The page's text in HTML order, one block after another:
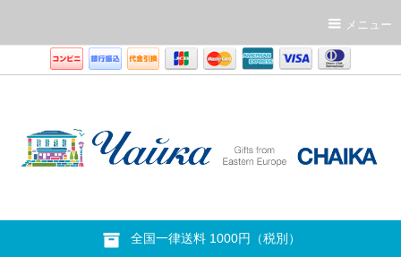
メニュー
全国一律送料 1000円（税別）